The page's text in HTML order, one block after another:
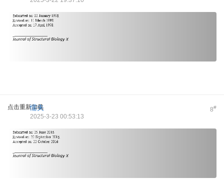
点击重新加载 8#
懦夫
2025-3-23 00:53:13